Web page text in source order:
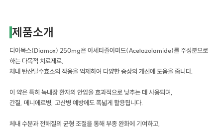
제품소개
디아목스(Diamox) 250mg은 아세타졸아미드(Acetazolamide)를 주성분으로
하는 다목적 치료제로,
체내 탄산탈수효소의 작용을 억제하여 다양한 증상의 개선에 도움을 줍니다.
이 약은 특히 녹내장 환자의 안압을 효과적으로 낮추는 데 사용되며,
간질, 메니에르병, 고산병 예방에도 폭넓게 활용됩니다.
체내 수분과 전해질의 균형 조절을 통해 부종 완화에 기여하고,